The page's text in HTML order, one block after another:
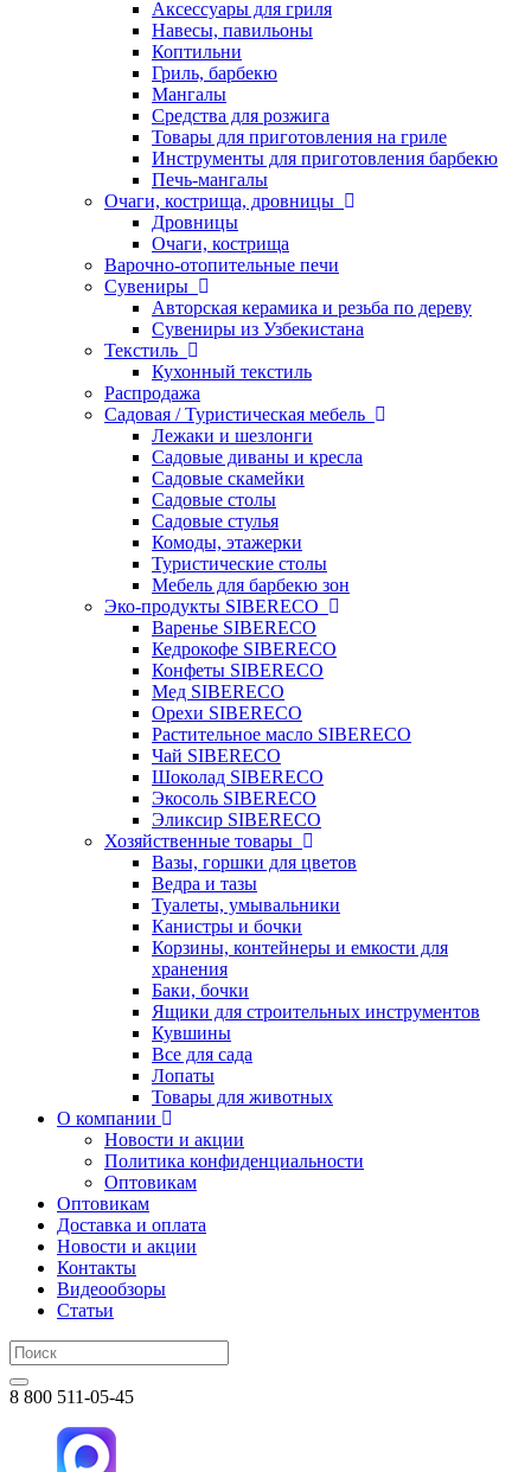
Аксессуары для гриля
Навесы, павильоны
Коптильни
Гриль, барбекю
Мангалы
Средства для розжига
Товары для приготовления на гриле
Инструменты для приготовления барбекю
Печь-мангалы
Очаги, кострища, дровницы
Дровницы
Очаги, кострища
Варочно-отопительные печи
Сувениры
Авторская керамика и резьба по дереву
Сувениры из Узбекистана
Текстиль
Кухонный текстиль
Распродажа
Садовая / Туристическая мебель
Лежаки и шезлонги
Садовые диваны и кресла
Садовые скамейки
Садовые столы
Садовые стулья
Комоды, этажерки
Туристические столы
Мебель для барбекю зон
Эко-продукты SIBERECO
Варенье SIBERECO
Кедрокофе SIBERECO
Конфеты SIBERECO
Мед SIBERECO
Орехи SIBERECO
Растительное масло SIBERECO
Чай SIBERECO
Шоколад SIBERECO
Экосоль SIBERECO
Эликсир SIBERECO
Хозяйственные товары
Вазы, горшки для цветов
Ведра и тазы
Туалеты, умывальники
Канистры и бочки
Корзины, контейнеры и емкости для
хранения
Баки, бочки
Ящики для строительных инструментов
Кувшины
Все для сада
Лопаты
Товары для животных
О компании
Новости и акции
Политика конфиденциальности
Оптовикам
Оптовикам
Доставка и оплата
Новости и акции
Контакты
Видеообзоры
Статьи
8 800 511-05-45